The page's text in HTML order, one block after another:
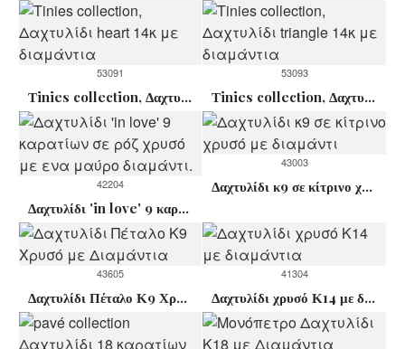
53091
Τinies collection, Δαχτυλίδι heart 14κ με διαμάντια
53093
Τinies collection, Δαχτυλίδι triangle 14κ με διαμάντια
42204
Δαχτυλίδι 'in love' 9 καρατίων σε ρόζ χρυσό με ενα μαύρο διαμάντι.
43003
Δαχτυλίδι κ9 σε κίτρινο χρυσό με διαμάντι
43605
Δαχτυλίδι Πέταλο Κ9 Χρυσό με Διαμάντια
41304
Δαχτυλίδι χρυσό Κ14 με διαμάντια